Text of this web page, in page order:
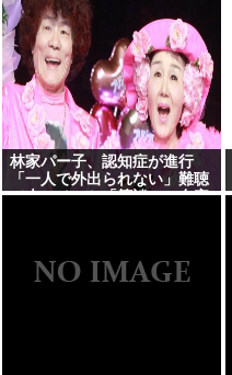
林家パー子、認知症が進行
「一人で外出られない」難聴
で夫・ペーと「筆談」…自宅